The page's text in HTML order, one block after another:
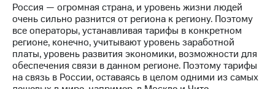
Россия — огромная страна, и уровень жизни людей
очень сильно разнится от региона к региону. Поэтому
все операторы, устанавливая тарифы в конкретном
регионе, конечно, учитывают уровень заработной
платы, уровень развития экономики, возможности для
обеспечения связи в данном регионе. Поэтому тарифы
на связь в России, оставаясь в целом одними из самых